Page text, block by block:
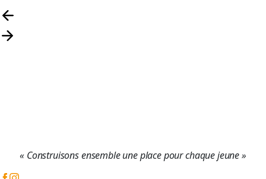
« Construisons ensemble une place pour chaque jeune »